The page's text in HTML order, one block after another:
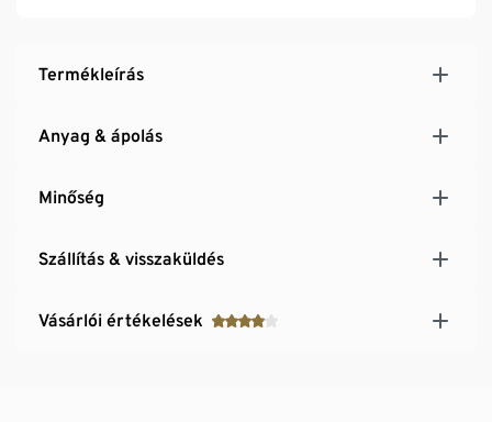
Termékleírás
Anyag & ápolás
Minőség
Szállítás & visszaküldés
Vásárlói értékelések